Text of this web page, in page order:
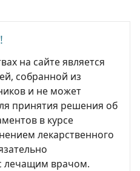
на сайте является
собранной из
и не может
принятия решения об
в курсе
лекарственного
лечащим врачом.